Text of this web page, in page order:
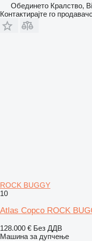
Обединето Кралство,
Контактирајте го
ROCK BUGGY
10
Atlas Copco ROCK
128.000 € Без ДДВ
Машина за дупчење